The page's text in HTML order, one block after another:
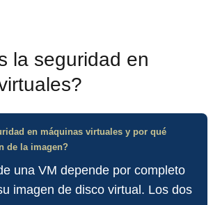
la seguridad en
en máquinas virtuales y por qué
de la imagen?
una VM depende por completo
imagen de disco virtual. Los dos